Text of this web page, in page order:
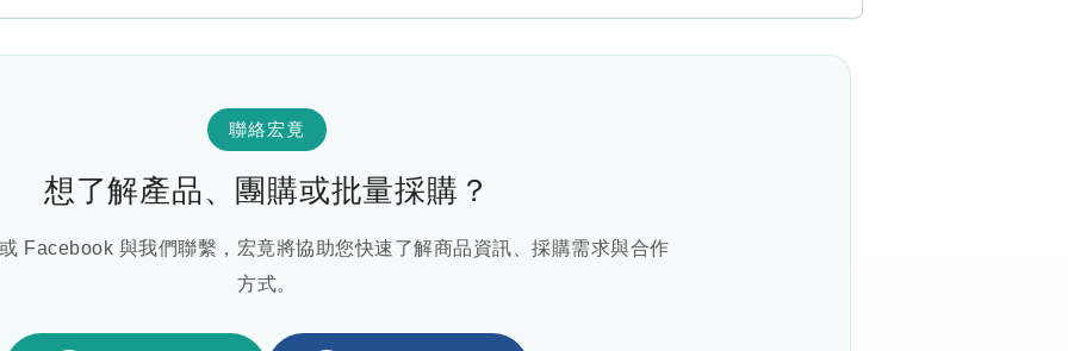
聯絡宏竟
想了解產品、團購或批量採購？
Facebook 與我們聯繫，宏竟將協助您快速了解商品資訊、採購需求與合作
方式。